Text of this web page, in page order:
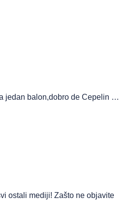
jedan balon,dobro de Cepelin …
ostali mediji! Zašto ne objavite